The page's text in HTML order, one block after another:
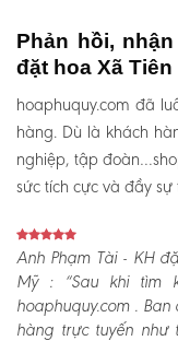
Phản hồi,
đặt hoa Xã
hoaphuquy.com đã
hàng. Dù là khách
nghiệp, tập
sức tích cực và đầy sự
Anh Phạm Tài - KH
Mỹ :“Sau khi tìm
hoaphuquy.com .
hàng trực tuyến như